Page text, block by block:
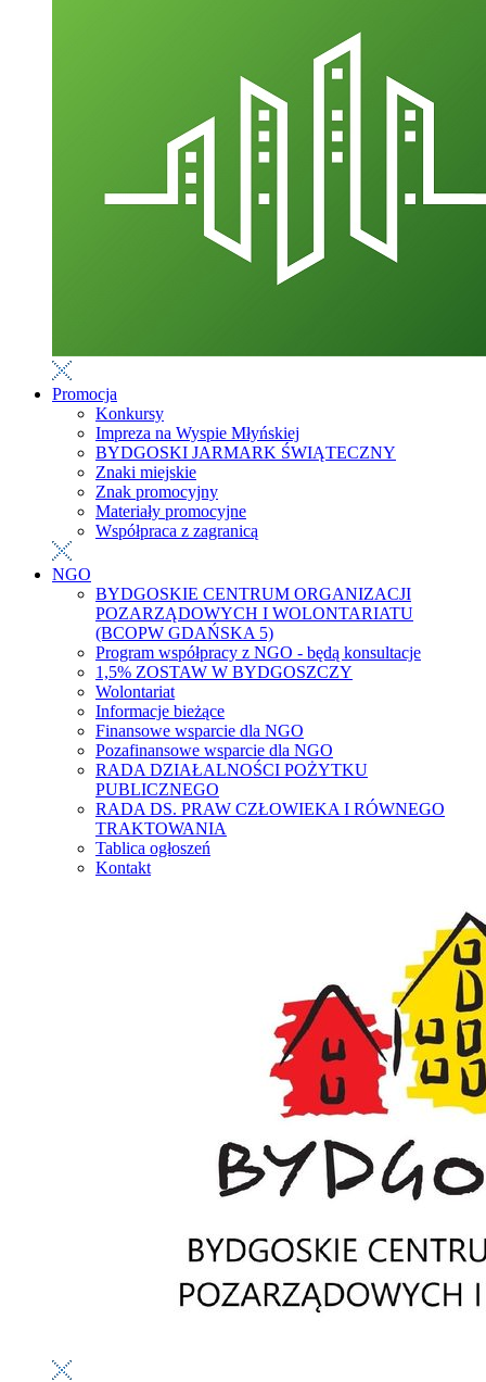
Promocja
Konkursy
Impreza na Wyspie Młyńskiej
BYDGOSKI JARMARK ŚWIĄTECZNY
Znaki miejskie
Znak promocyjny
Materiały promocyjne
Współpraca z zagranicą
NGO
BYDGOSKIE CENTRUM ORGANIZACJI
POZARZĄDOWYCH I WOLONTARIATU
(BCOPW GDAŃSKA 5)
Program współpracy z NGO - będą konsultacje
1,5% ZOSTAW W BYDGOSZCZY
Wolontariat
Informacje bieżące
Finansowe wsparcie dla NGO
Pozafinansowe wsparcie dla NGO
RADA DZIAŁALNOŚCI POŻYTKU
PUBLICZNEGO
RADA DS. PRAW CZŁOWIEKA I RÓWNEGO
TRAKTOWANIA
Tablica ogłoszeń
Kontakt